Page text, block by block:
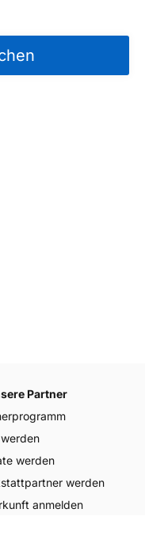
Partner
werden
werden
anmelden